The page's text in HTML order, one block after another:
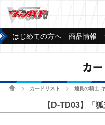
はじめての方へ 商品情報
カ
ホームカードリスト 通貫の騎士
【D-TD03】「